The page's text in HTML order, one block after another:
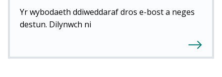
Yr wybodaeth ddiweddaraf dros e-bost a neges
destun. Dilynwch ni